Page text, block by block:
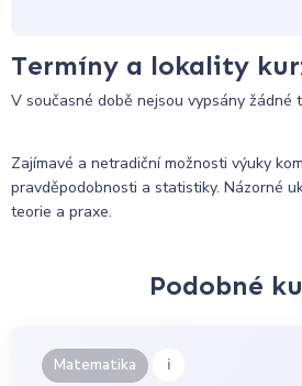
Termíny a lokality
V současné době nejsou vypsány žádné
Zajímavé a netradiční možnosti výuky
pravděpodobnosti a statistiky. Názorné
teorie a praxe.
Podobné
Matematika i